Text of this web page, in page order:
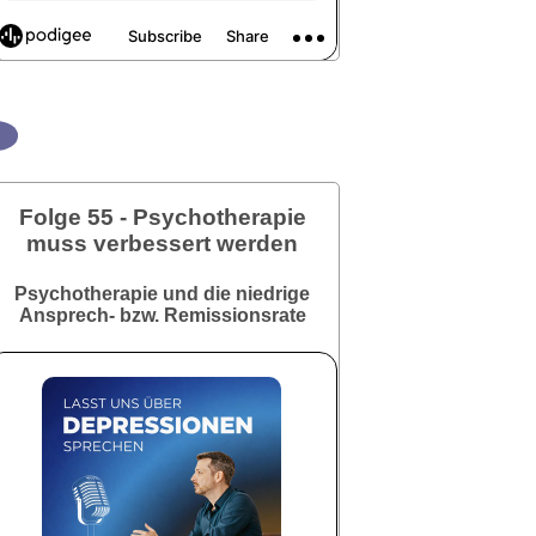
Folge 55 - Psychotherapie
muss verbessert werden
Psychotherapie und die niedrige
Ansprech- bzw. Remissionsrate